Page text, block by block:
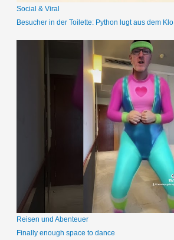
Social & Viral
Besucher in der Toilette: Python lugt aus dem Klo
Reisen und Abenteuer
Finally enough space to dance